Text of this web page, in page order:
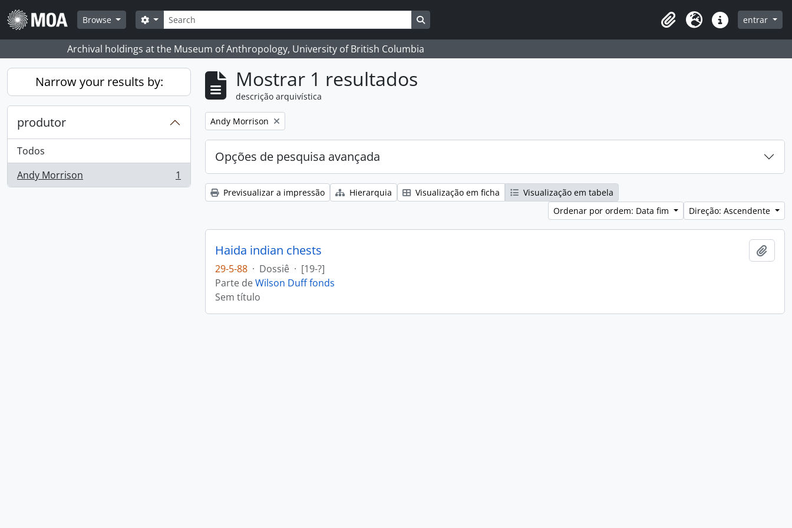
Skip to main content
Browse
Pesquisar
Search options Search in browse page
Clipboard
Idioma Ligações rápidas
entrar
Archival holdings at the Museum of Anthropology, University of British Columbia
Narrow your results by:
produtor
Todos
Andy Morrison
, 1 resultados 1
Mostrar 1 resultados
descrição arquivística
Remove filter:
Andy Morrison
Opções de pesquisa avançada
Previsualizar a impressão Hierarquia Visualização em ficha
Visualização em tabela
Ordenar por ordem: Data fim
Direção: Ascendente
Haida indian chests
29-5-88 · Dossiê · [19-?]
Parte deWilson Duff fonds
Sem título